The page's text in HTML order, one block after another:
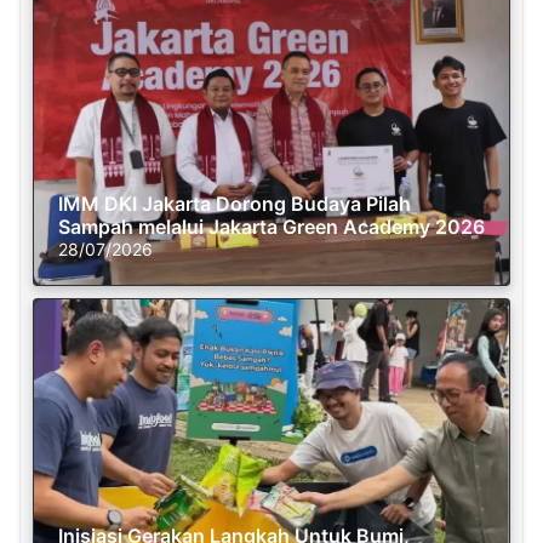
IMM DKI Jakarta Dorong Budaya Pilah
Sampah melalui Jakarta Green Academy 2026
28/07/2026
Inisiasi Gerakan Langkah Untuk Bumi,